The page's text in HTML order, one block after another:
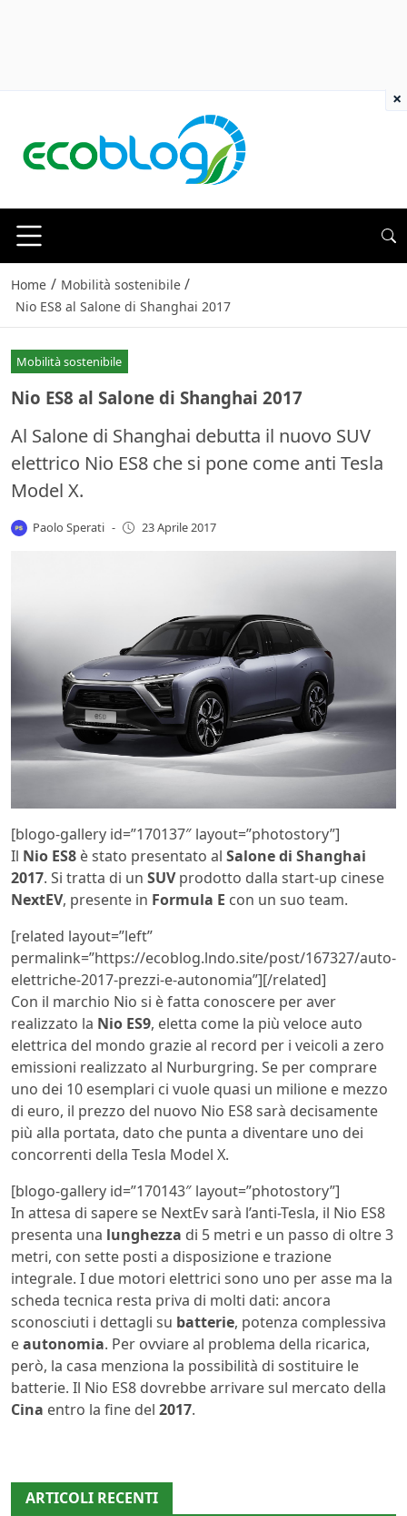
Home / Mobilità sostenibile /
Nio ES8 al Salone di Shanghai 2017
Mobilità sostenibile
Nio ES8 al Salone di Shanghai 2017
Al Salone di Shanghai debutta il nuovo SUV
elettrico Nio ES8 che si pone come anti Tesla
Model X.
Paolo Sperati - 23 Aprile 2017
[blogo-gallery id=”170137″ layout=”photostory”]
Il Nio ES8 è stato presentato al Salone di Shanghai
2017. Si tratta di un SUVprodotto dalla start-up cinese
NextEV, presente in Formula E con un suo team.
[related layout=”left”
permalink=”https://ecoblog.lndo.site/post/167327/auto-
elettriche-2017-prezzi-e-autonomia”][/related]
Con il marchio Nio si è fatta conoscere per aver
realizzato la Nio ES9, eletta come la più veloce auto
elettrica del mondo grazie al record per i veicoli a zero
emissioni realizzato al Nurburgring. Se per comprare
uno dei 10 esemplari ci vuole quasi un milione e mezzo
di euro, il prezzo del nuovo Nio ES8 sarà decisamente
più alla portata, dato che punta a diventare uno dei
concorrenti della Tesla Model X.
[blogo-gallery id=”170143″ layout=”photostory”]
In attesa di sapere se NextEv sarà l’anti-Tesla, il Nio ES8
presenta una lunghezza di 5 metri e un passo di oltre 3
metri, con sette posti a disposizione e trazione
integrale. I due motori elettrici sono uno per asse ma la
scheda tecnica resta priva di molti dati: ancora
sconosciuti i dettagli su batterie, potenza complessiva
eautonomia. Per ovviare al problema della ricarica,
però, la casa menziona la possibilità di sostituire le
batterie. Il Nio ES8 dovrebbe arrivare sul mercato della
Cina entro la fine del 2017.
ARTICOLI RECENTI
×